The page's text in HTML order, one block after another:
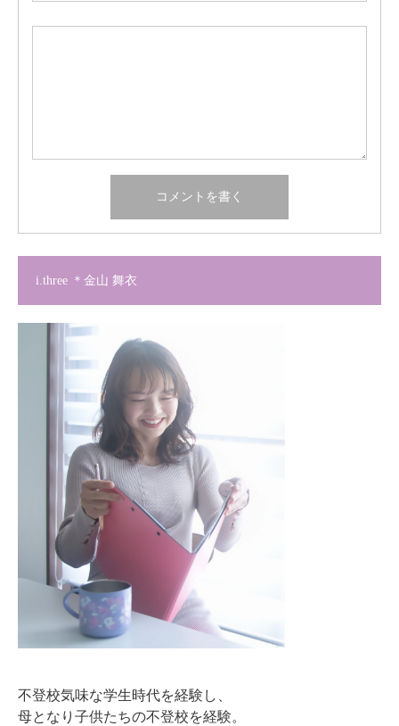
i.three ＊金山 舞衣
不登校気味な学生時代を経験し、
母となり子供たちの不登校を経験。